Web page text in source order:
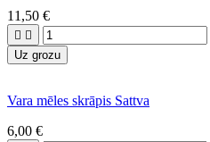
11,50 €
 
Uz grozu
Vara mēles skrāpis Sattva
6,00 €